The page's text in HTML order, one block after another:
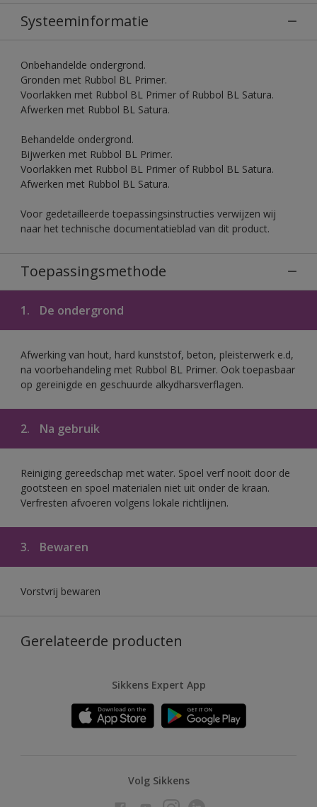
Systeeminformatie
Onbehandelde ondergrond.
Gronden met Rubbol BL Primer.
Voorlakken met Rubbol BL Primer of Rubbol BL Satura.
Afwerken met Rubbol BL Satura.
Behandelde ondergrond.
Bijwerken met Rubbol BL Primer.
Voorlakken met Rubbol BL Primer of Rubbol BL Satura.
Afwerken met Rubbol BL Satura.
Voor gedetailleerde toepassingsinstructies verwijzen wij
naar het technische documentatieblad van dit product.
Toepassingsmethode
1. De ondergrond
Afwerking van hout, hard kunststof, beton, pleisterwerk e.d,
na voorbehandeling met Rubbol BL Primer. Ook toepasbaar
op gereinigde en geschuurde alkydharsverflagen.
2. Na gebruik
Reiniging gereedschap met water. Spoel verf nooit door de
gootsteen en spoel materialen niet uit onder de kraan.
Verfresten afvoeren volgens lokale richtlijnen.
3. Bewaren
Vorstvrij bewaren
Gerelateerde producten
Sikkens Expert App
Volg Sikkens